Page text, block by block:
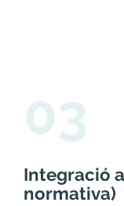
03
Integració
normativa)